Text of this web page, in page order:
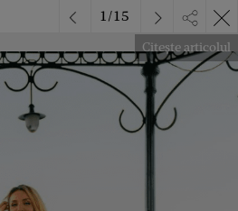
Citește articolul
1/15